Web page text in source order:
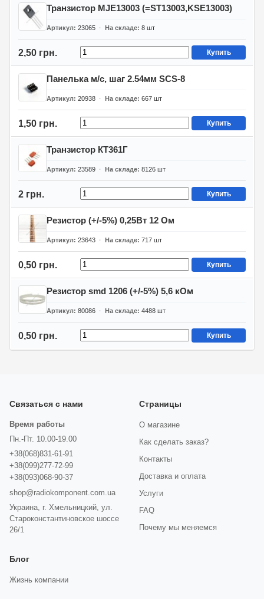
Транзистор MJE13003 (=ST13003,KSE13003)
Артикул 23065 На складе 8 шт
2,50 грн. Купить
Панелька м/с, шаг 2.54мм SCS-8
Артикул 20938 На складе 667 шт
1,50 грн. Купить
Транзистор КТ361Г
Артикул 23589 На складе 8126 шт
2 грн. Купить
Резистор (+/-5%) 0,25Вт 12 Ом
Артикул 23643 На складе 717 шт
0,50 грн. Купить
Резистор smd 1206 (+/-5%) 5,6 кОм
Артикул 80086 На складе 4488 шт
0,50 грн. Купить
Связаться с нами
Время работы
Пн.-Пт. 10.00-19.00
+38(068)831-61-91
+38(099)277-72-99
+38(093)068-90-37
shop@radiokomponent.com.ua
Украина, г. Хмельницкий, ул.
Староконстантиновское шоссе
26/1
Страницы
О магазине
Как сделать заказ?
Контакты
Доставка и оплата
Услуги
FAQ
Почему мы меняемся
Блог
Жизнь компании